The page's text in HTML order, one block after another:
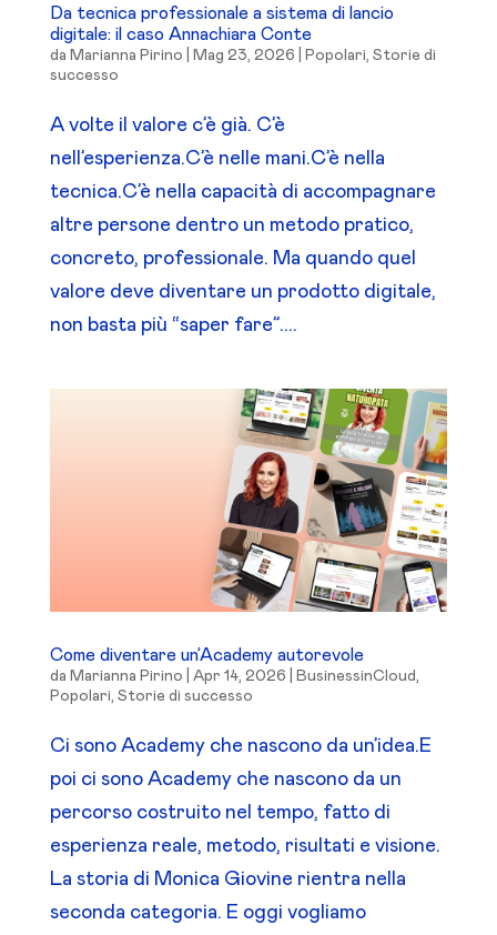
Da tecnica professionale a sistema di lancio
digitale: il caso Annachiara Conte
da Marianna Pirino Mag 23, 2026 Popolari Storie di
successo
A volte il valore c’è già. C’è
nell’esperienza.C’è nelle mani.C’è nella
tecnica.C’è nella capacità di accompagnare
altre persone dentro un metodo pratico,
concreto, professionale. Ma quando quel
valore deve diventare un prodotto digitale,
non basta più “saper fare”....
Come diventare un’Academy autorevole
da Marianna Pirino Apr 14, 2026 BusinessinCloud,
Popolari, Storie di successo
Ci sono Academy che nascono da un’idea.E
poi ci sono Academy che nascono da un
percorso costruito nel tempo, fatto di
esperienza reale, metodo, risultati e visione.
La storia di Monica Giovine rientra nella
seconda categoria. E oggi vogliamo